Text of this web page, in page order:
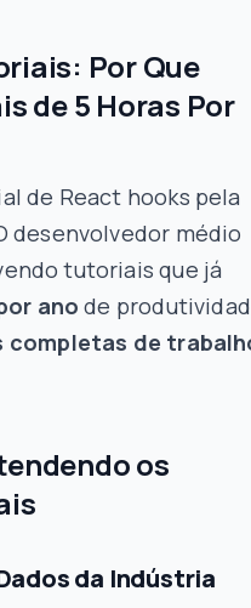
Por Que
de 5 Horas Por
de React hooks pela
desenvolvedor médio
tutoriais que já
ano de
completas de
os
da Indústria